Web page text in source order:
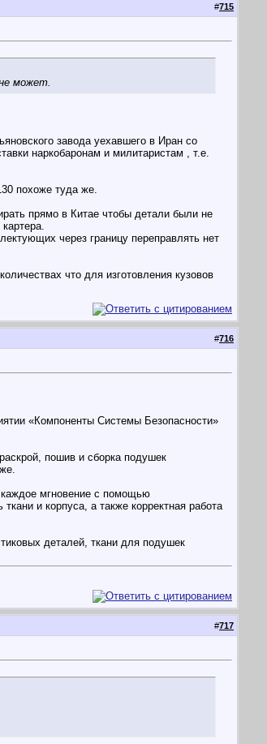
#715
может.
завода уехавшего в Иран со
наркобаронам и милитаристам , т.е.
похоже туда же.
прямо в Китае чтобы детали были не
через границу переправлять нет
что для изготовления кузовов
#716
«Компоненты Системы Безопасности»
пошив и сборка подушек
каждое мгновение с помощью
и корпуса, а также корректная работа
деталей, ткани для подушек
#717